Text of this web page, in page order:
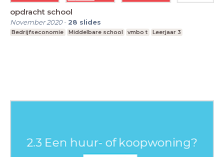
opdracht school
November 2020- 28 slides
Bedrijfseconomie Middelbare school vmbo t Leerjaar 3